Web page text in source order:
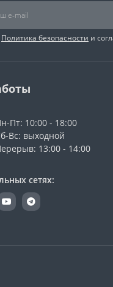
Политика безопасности и
Пт: 10:00 - 18:00
Вс: выходной
13:00 - 14:00
сетях: